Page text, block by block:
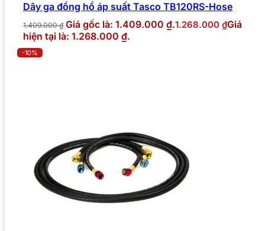
Dây ga đồng hồ áp suất Tasco TB120RS-Hose
1.409.000₫ Giá gốc là: 1.409.000 ₫.1.268.000 ₫Giá
hiện tại là: 1.268.000 ₫.
-10%